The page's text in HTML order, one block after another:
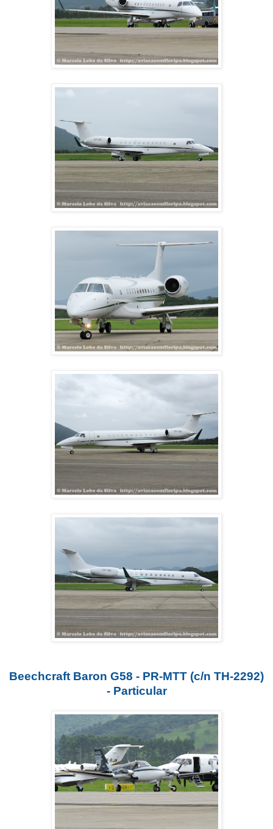
Beechcraft Baron G58 - PR-MTT (c/n TH-2292)
- Particular